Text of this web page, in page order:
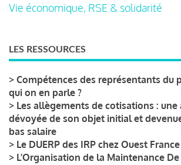
Vie économique, RSE & solidarité
LES RESSOURCES
> Compétences des représentants du
qui on en parle ?
> Les allègements de cotisations :
dévoyée de son objet initial et
bas salaire
> Le DUERP des IRP chez Ouest France
> L’Organisation de la Maintenance De